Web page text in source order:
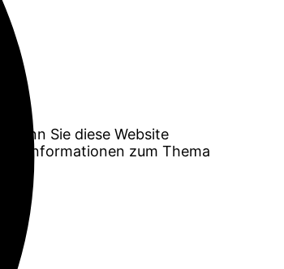
Sie diese Website
Informationen zum Thema